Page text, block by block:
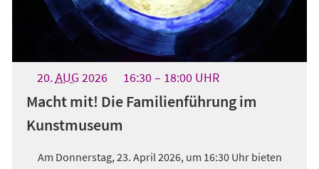
20.AUG 2026 16:30 18:00UHR
Macht mit! Die Familienführung im
Kunstmuseum
Am Donnerstag, 23. April 2026, um 16:30 Uhr bieten